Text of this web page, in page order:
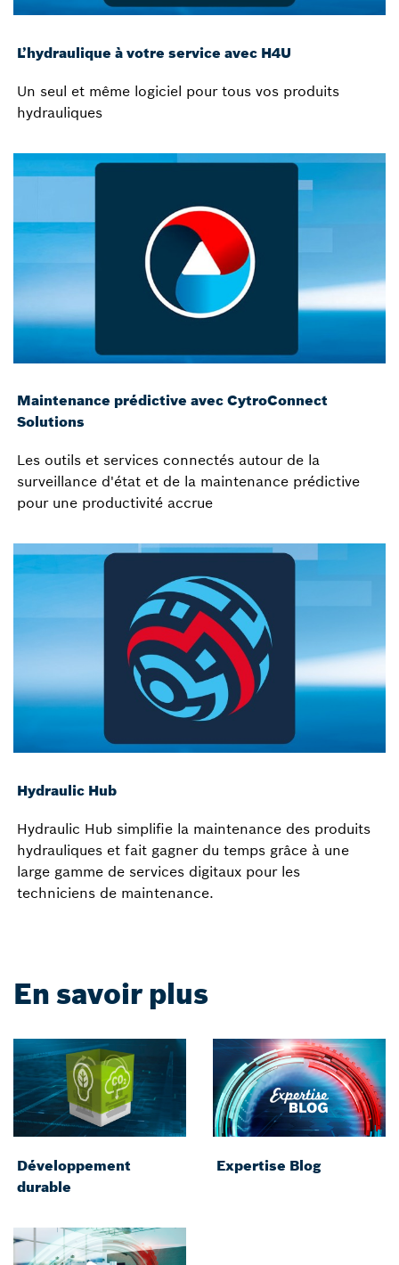
L’hydraulique à votre service avec H4U
Un seul et même logiciel pour tous vos produits
hydrauliques
Maintenance prédictive avec CytroConnect
Solutions
Les outils et services connectés autour de la
surveillance d'état et de la maintenance prédictive
pour une productivité accrue
Hydraulic Hub
Hydraulic Hub simplifie la maintenance des produits
hydrauliques et fait gagner du temps grâce à une
large gamme de services digitaux pour les
techniciens de maintenance.
En savoir plus
Développement
durable
Expertise Blog